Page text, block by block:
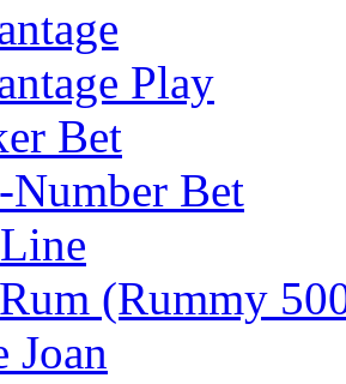
Play
Bet
Number Bet
(Rummy
Joan